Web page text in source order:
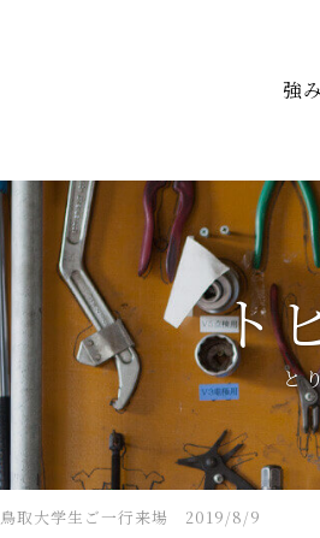
強み
ト
と
鳥取大学生ご一行来場 2019/8/9